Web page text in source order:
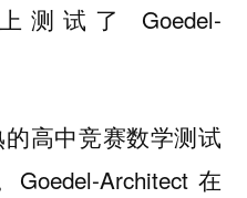
测试了 Goedel-
高中竞赛数学测试
Architect 在